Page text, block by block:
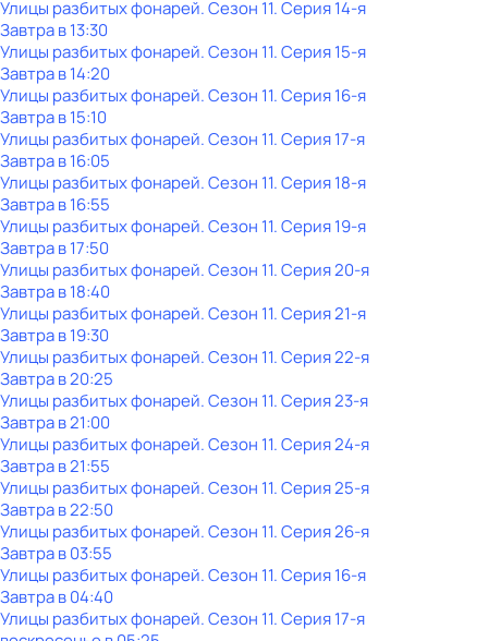
Улицы разбитых фонарей. Сезон 11. Серия 14-я
Завтра в 13:30
Улицы разбитых фонарей. Сезон 11. Серия 15-я
Завтра в 14:20
Улицы разбитых фонарей. Сезон 11. Серия 16-я
Завтра в 15:10
Улицы разбитых фонарей. Сезон 11. Серия 17-я
Завтра в 16:05
Улицы разбитых фонарей. Сезон 11. Серия 18-я
Завтра в 16:55
Улицы разбитых фонарей. Сезон 11. Серия 19-я
Завтра в 17:50
Улицы разбитых фонарей. Сезон 11. Серия 20-я
Завтра в 18:40
Улицы разбитых фонарей. Сезон 11. Серия 21-я
Завтра в 19:30
Улицы разбитых фонарей. Сезон 11. Серия 22-я
Завтра в 20:25
Улицы разбитых фонарей. Сезон 11. Серия 23-я
Завтра в 21:00
Улицы разбитых фонарей. Сезон 11. Серия 24-я
Завтра в 21:55
Улицы разбитых фонарей. Сезон 11. Серия 25-я
Завтра в 22:50
Улицы разбитых фонарей. Сезон 11. Серия 26-я
Завтра в 03:55
Улицы разбитых фонарей. Сезон 11. Серия 16-я
Завтра в 04:40
Улицы разбитых фонарей. Сезон 11. Серия 17-я